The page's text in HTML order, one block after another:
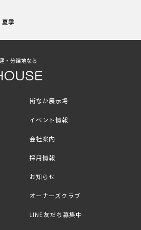
季
・分譲地なら
街なか展示場
イベント情報
会社案内
採用情報
お知らせ
オーナーズクラブ
LINE友だち募集中